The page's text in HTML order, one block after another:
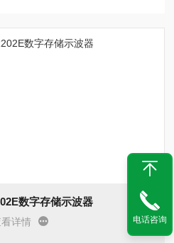
数字存储示波器
详情 电话咨询